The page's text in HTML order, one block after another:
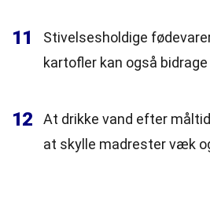
11
Stivelsesholdige
kartofler kan også
12
At drikke vand efter
at skylle madrester væk